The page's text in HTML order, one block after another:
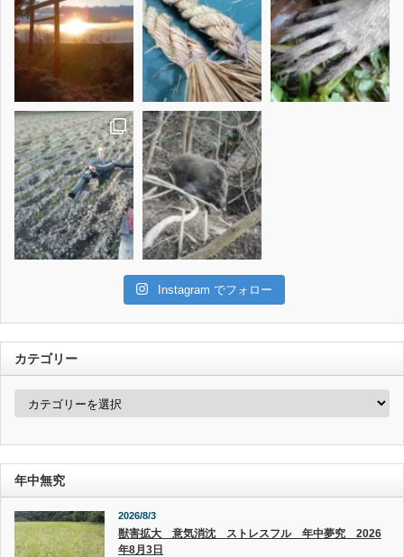
Instagram でフォロー
カテゴリー
カ
ー
年中無究
2026/8/3
獣害拡大 意気消沈 ストレスフル 年中夢究 2026
年8月3日